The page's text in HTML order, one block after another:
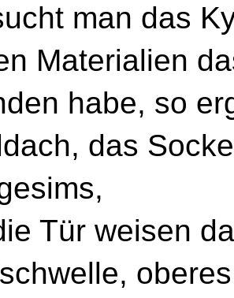
man das
Materialien
habe, so
das
Tür weisen